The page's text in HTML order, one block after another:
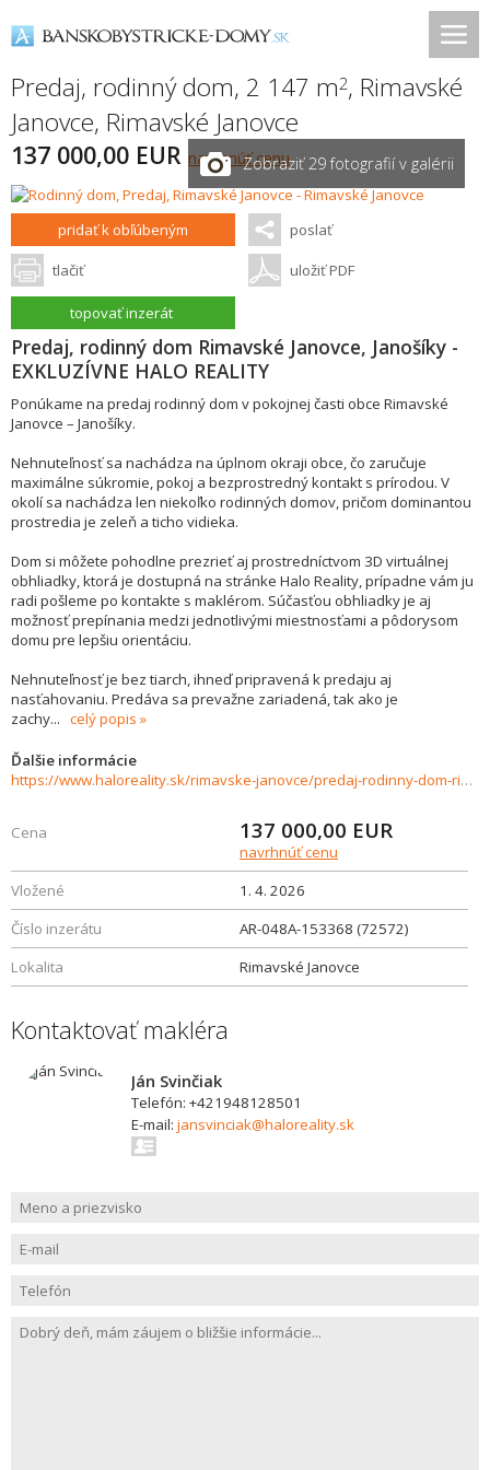
Predaj, rodinný dom, 2 147 m2, Rimavské
Janovce, Rimavské Janovce
137 000,00 EUR navrhnúť cenuZobraziť 29 fotografií v galérii
pridať k obľúbeným poslať
tlačiť uložiť PDF
topovať inzerát
Predaj, rodinný dom Rimavské Janovce, Janošíky -
EXKLUZÍVNE HALO REALITY
Ponúkame na predaj rodinný dom v pokojnej časti obce Rimavské
Janovce – Janošíky.
Nehnuteľnosť sa nachádza na úplnom okraji obce, čo zaručuje
maximálne súkromie, pokoj a bezprostredný kontakt s prírodou. V
okolí sa nachádza len niekoľko rodinných domov, pričom dominantou
prostredia je zeleň a ticho vidieka.
Dom si môžete pohodlne prezrieť aj prostredníctvom 3D virtuálnej
obhliadky, ktorá je dostupná na stránke Halo Reality, prípadne vám ju
radi pošleme po kontakte s maklérom. Súčasťou obhliadky je aj
možnosť prepínania medzi jednotlivými miestnosťami a pôdorysom
domu pre lepšiu orientáciu.
Nehnuteľnosť je bez tiarch, ihneď pripravená k predaju aj
nasťahovaniu. Predáva sa prevažne zariadená, tak ako je
zachy... celý popis
Ďalšie informácie
https://www.haloreality.sk/rimavske-janovce/predaj-rodinny-dom-rimavske-janovce-janosiky---exkluzivne-halo-reality/72572
Cena 137 000,00 EUR
navrhnúť cenu
Vložené
1. 4. 2026
Číslo inzerátu
AR-048A-153368 (72572)
Lokalita
Rimavské Janovce
Kontaktovať makléra
Ján Svinčiak
Telefón: +421948128501
E-mail: jansvinciak@haloreality.sk